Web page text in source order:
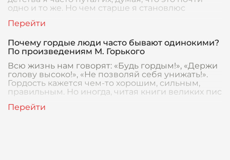
одно и то же. Но чем старше я становлюс
Почему гордые люди часто бывают одинокими?
По произведениям М. Горького
Всю жизнь нам говорят: «Будь гордым!», «Держи
голову высоко!», «Не позволяй себя унижать!».
Гордость кажется чем-то хорошим, сильным,
правильным. Но иногда, читая книги великих пис